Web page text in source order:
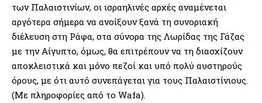
των Παλαιστινίων, οι ισραηλινές αρχές αναμένεται
αργότερα σήμερα να ανοίξουν ξανά τη συνοριακή
διέλευση στη Ράφα, στα σύνορα της Λωρίδας της Γάζας
με την Αίγυπτο, όμως, θα επιτρέπουν να τη διασχίζουν
αποκλειστικά και μόνο πεζοί και υπό πολύ αυστηρούς
όρους, με ότι αυτό συνεπάγεται για τους Παλαιστίνιους.
(Με πληροφορίες από το Wafa).